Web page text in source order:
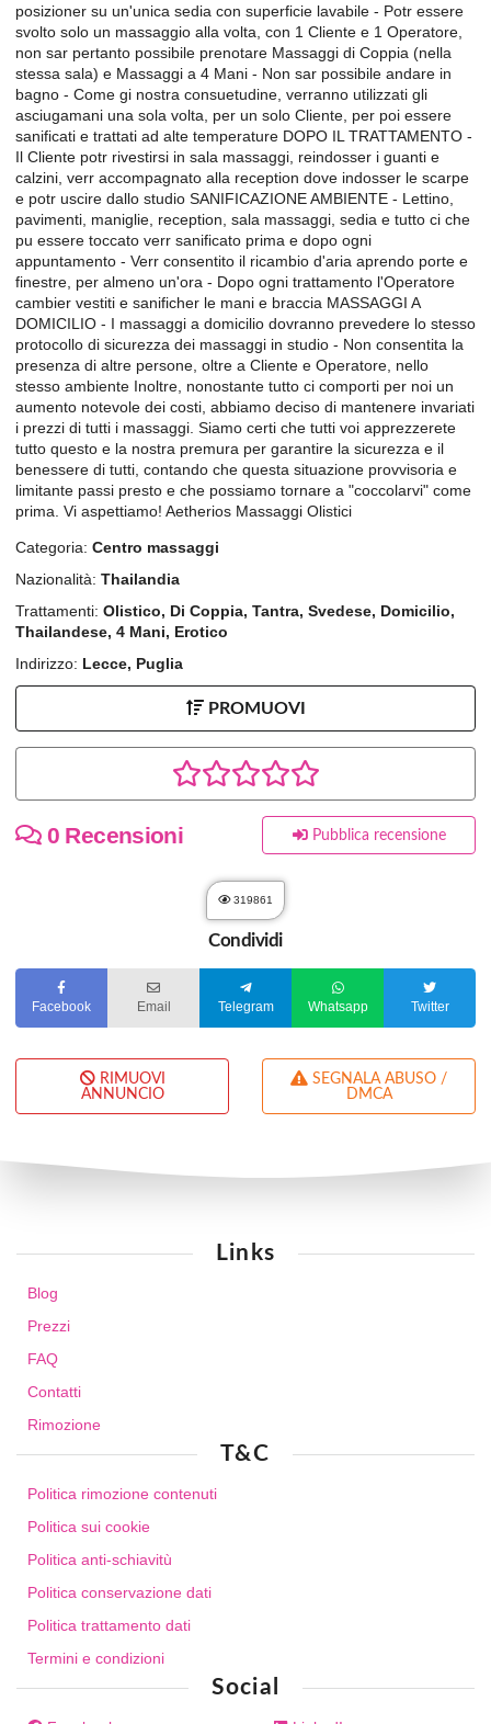
posizioner su un'unica sedia con superficie lavabile - Potr essere
svolto solo un massaggio alla volta, con 1 Cliente e 1 Operatore,
non sar pertanto possibile prenotare Massaggi di Coppia (nella
stessa sala) e Massaggi a 4 Mani - Non sar possibile andare in
bagno - Come gi nostra consuetudine, verranno utilizzati gli
asciugamani una sola volta, per un solo Cliente, per poi essere
sanificati e trattati ad alte temperature DOPO IL TRATTAMENTO -
Il Cliente potr rivestirsi in sala massaggi, reindosser i guanti e
calzini, verr accompagnato alla reception dove indosser le scarpe
e potr uscire dallo studio SANIFICAZIONE AMBIENTE - Lettino,
pavimenti, maniglie, reception, sala massaggi, sedia e tutto ci che
pu essere toccato verr sanificato prima e dopo ogni
appuntamento - Verr consentito il ricambio d'aria aprendo porte e
finestre, per almeno un'ora - Dopo ogni trattamento l'Operatore
cambier vestiti e sanificher le mani e braccia MASSAGGI A
DOMICILIO - I massaggi a domicilio dovranno prevedere lo stesso
protocollo di sicurezza dei massaggi in studio - Non consentita la
presenza di altre persone, oltre a Cliente e Operatore, nello
stesso ambiente Inoltre, nonostante tutto ci comporti per noi un
aumento notevole dei costi, abbiamo deciso di mantenere invariati
i prezzi di tutti i massaggi. Siamo certi che tutti voi apprezzerete
tutto questo e la nostra premura per garantire la sicurezza e il
benessere di tutti, contando che questa situazione provvisoria e
limitante passi presto e che possiamo tornare a "coccolarvi" come
prima. Vi aspettiamo! Aetherios Massaggi Olistici
Categoria: Centro massaggi
Nazionalità: Thailandia
Trattamenti: Olistico, Di Coppia, Tantra, Svedese, Domicilio,
Thailandese, 4 Mani, Erotico
Indirizzo: Lecce, Puglia
PROMUOVI
0 Recensioni Pubblica recensione
319861
Condividi
Facebook Email Telegram Whatsapp Twitter
RIMUOVI
ANNUNCIO
DMCA
Links
Blog
Prezzi
FAQ
Contatti
Rimozione
T&C
Politica rimozione contenuti
Politica sui cookie
Politica anti-schiavitù
Politica conservazione dati
Politica trattamento dati
Termini e condizioni
Social